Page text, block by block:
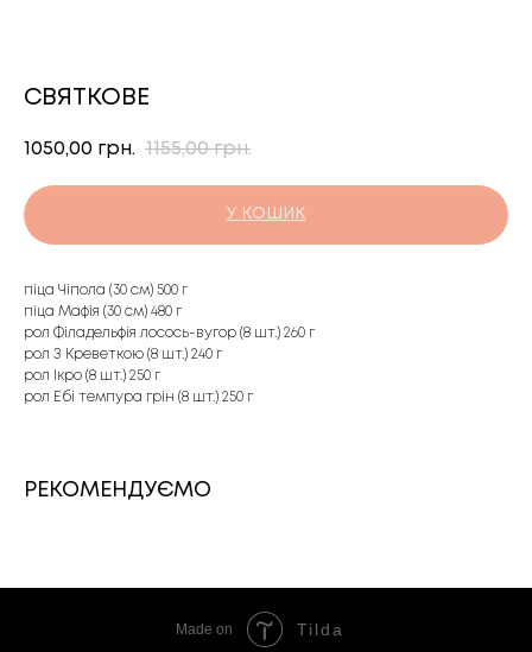
СВЯТКОВЕ
1050,00 грн. 1155,00 грн.
У КОШИК
піца Чіпола (30 см) 500 г
піца Мафія (30 см) 480 г
рол Філадельфія лосось-вугор (8 шт.) 260 г
рол З Креветкою (8 шт.) 240 г
рол Ікро (8 шт.) 250 г
рол Ебі темпура грін (8 шт.) 250 г
РЕКОМЕНДУЄМО
Made on Tilda